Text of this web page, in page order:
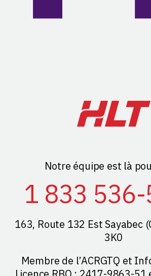
Notre équipe est là
1 833
163, Route 132 Est Sayabec
3K0
Membre de l’ACRGTQ et